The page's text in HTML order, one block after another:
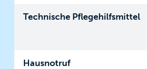
Technische Pflegehilfsmittel
Hausnotruf